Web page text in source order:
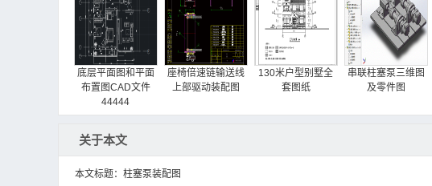
底层平面图和平面
布置图CAD文件
44444
座椅倍速链输送线
上部驱动装配图
130米户型别墅全
套图纸
串联柱塞泵三维图
及零件图
关于本文
本文标题：柱塞泵装配图